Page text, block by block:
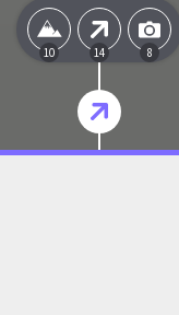
10 14 8